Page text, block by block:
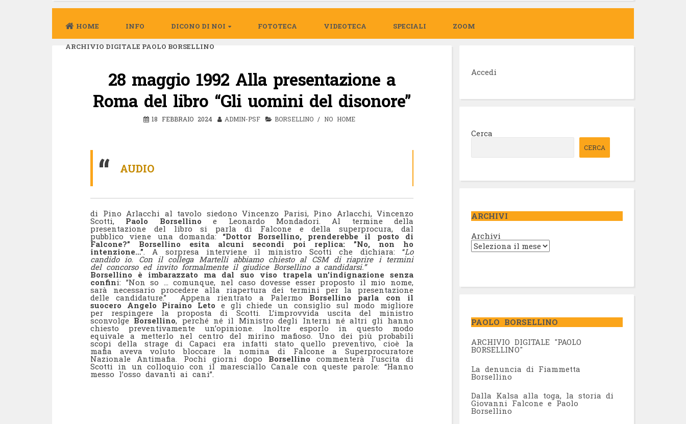
HOME INFO DICONO DI NOI FOTOTECA VIDEOTECA SPECIALI ZOOM
ARCHIVIO DIGITALE PAOLO BORSELLINO
28 maggio 1992 Alla presentazione a
Roma del libro “Gli uomini del disonore”
18 FEBBRAIO 2024 ADMIN-PSF BORSELLINO / NO HOME
AUDIO
di Pino Arlacchi al tavolo siedono Vincenzo Parisi, Pino Arlacchi, Vincenzo
Scotti, Paolo Borsellino e Leonardo Mondadori. Al termine della
presentazione del libro si parla di Falcone e della superprocura, dal
pubblico viene una domanda: “Dottor Borsellino, prenderebbe il posto di
Falcone?” Borsellino esita alcuni secondi poi replica: ”No, non ho
intenzione…”. A sorpresa interviene il ministro Scotti che dichiara: “Lo
candido io. Con il collega Martelli abbiamo chiesto al CSM di riaprire i termini
del concorso ed invito formalmente il giudice Borsellino a candidarsi.”
Borsellino è imbarazzato ma dal suo viso trapela un’indignazione senza
confini: ”Non so … comunque, nel caso dovesse esser proposto il mio nome,
sarà necessario procedere alla riapertura dei termini per la presentazione
delle candidature.” Appena rientrato a Palermo Borsellino parla con il
suocero Angelo Piraino Leto e gli chiede un consiglio sul modo migliore
per respingere la proposta di Scotti. L’improvvida uscita del ministro
sconvolge Borsellino, perché né il Ministro degli Interni né altri gli hanno
chiesto preventivamente un’opinione. Inoltre esporlo in questo modo
equivale a metterlo nel centro del mirino mafioso. Uno dei più probabili
scopi della strage di Capaci era infatti stato quello preventivo, cioè la
mafia aveva voluto bloccare la nomina di Falcone a Superprocuratore
Nazionale Antimafia. Pochi giorni dopo Borsellino commenterà l’uscita di
Scotti in un colloquio con il maresciallo Canale con queste parole: “Hanno
messo l’osso davanti ai cani”.
Accedi
Cerca
CERCA
ARCHIVI
Archivi
PAOLO BORSELLINO
ARCHIVIO DIGITALE "PAOLO
BORSELLINO"
La denuncia di Fiammetta
Borsellino
Dalla Kalsa alla toga, la storia di
Giovanni Falcone e Paolo
Borsellino